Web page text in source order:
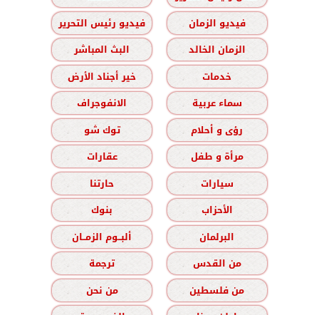
فيديو الزمان
فيديو رئيس التحرير
الزمان الخالد
البث المباشر
خدمات
خير أجناد الأرض
سماء عربية
الانفوجراف
رؤى و أحلام
توك شو
مرأة و طفل
عقارات
سيارات
حارتنا
الأحزاب
بنوك
البرلمان
ألبــوم الزمــان
من القدس
ترجمة
من فلسطين
من نحن